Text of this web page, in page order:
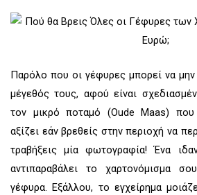
Παρόλο που οι γέφυρες μπορεί να
μέγεθός τους, αφού είναι
τον μικρό ποταμό (Oude Maas) που
αξίζει εάν βρεθείς στην περιοχή να
τραβήξεις μία φωτογραφία! Ένα
αντιπαραβάλει το χαρτονόμισμα
γέφυρα. Εξάλλου, το εγχείρημα